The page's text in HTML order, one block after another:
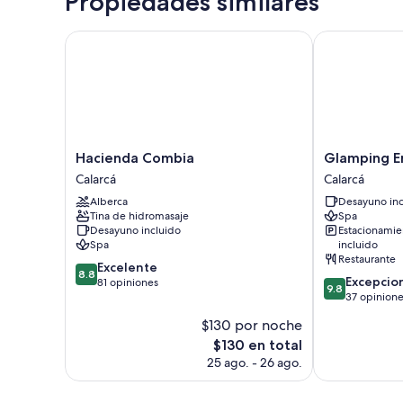
Hacienda
Combia
Calarcá
Hacienda Combia
Calarcá
Alberca
Tina de hidromasaje
Desayuno incluido
Spa
8.8
de
8.8 Excelente
81 opiniones
$130 por noche
El
precio
$130 en total
25 ago. - 26 ago.
Hacienda Combia
Glamping
Entre
Rios
Calarcá
Glamping
Calarcá
Desayuno
Spa
incluido
Restaurante
9.8
de
9.8
37
Glamping